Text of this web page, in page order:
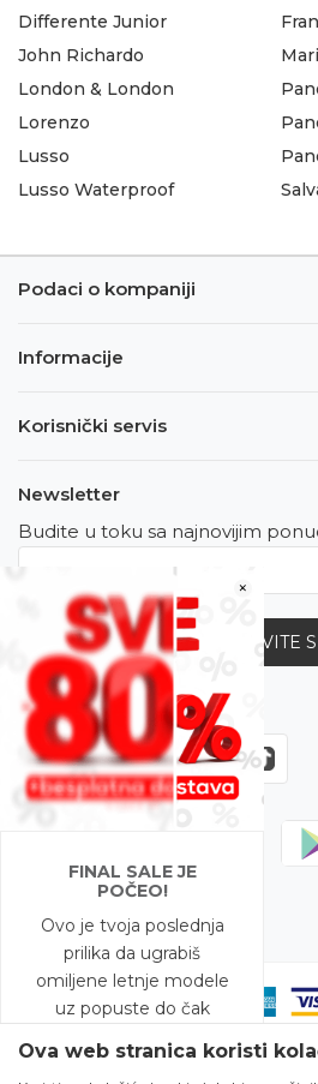
×
FINAL SALE JE
POČEO!
Ovo je tvoja poslednja
prilika da ugrabiš
omiljene letnje modele
uz popuste do čak
Differente Junior
John Richardo
London & London
Lorenzo
Lusso
Lusso Waterproof
Podaci o kompaniji
Informacije
Korisnički servis
Newsletter
Budite u toku sa najnovijim
PRIJAVITE
Zapratite nas
Ova web stranica koristi